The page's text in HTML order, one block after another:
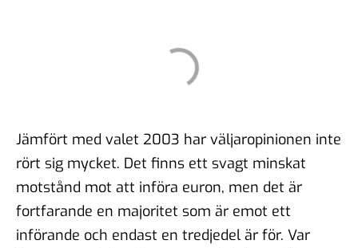
Jämfört med valet 2003 har väljaropinionen inte
rört sig mycket. Det finns ett svagt minskat
motstånd mot att införa euron, men det är
fortfarande en majoritet som är emot ett
införande och endast en tredjedel är för. Var